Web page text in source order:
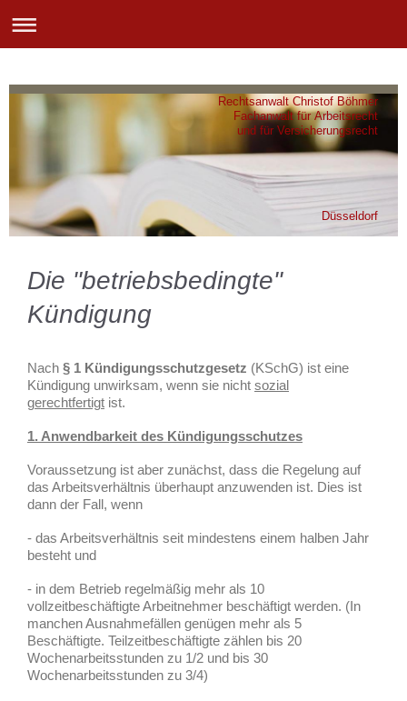
Rechtsanwalt Christof Böhmer
Fachanwalt für Arbeitsrecht
und für Versicherungsrecht
Düsseldorf
Die "betriebsbedingte"
Kündigung
Nach § 1 Kündigungsschutzgesetz (KSchG) ist eine
Kündigung unwirksam, wenn sie nicht sozial
gerechtfertigt ist.
1. Anwendbarkeit des Kündigungsschutzes
Voraussetzung ist aber zunächst, dass die Regelung auf
das Arbeitsverhältnis überhaupt anzuwenden ist. Dies ist
dann der Fall, wenn
- das Arbeitsverhältnis seit mindestens einem halben Jahr
besteht und
- in dem Betrieb regelmäßig mehr als 10
vollzeitbeschäftigte Arbeitnehmer beschäftigt werden. (In
manchen Ausnahmefällen genügen mehr als 5
Beschäftigte. Teilzeitbeschäftigte zählen bis 20
Wochenarbeitsstunden zu 1/2 und bis 30
Wochenarbeitsstunden zu 3/4)